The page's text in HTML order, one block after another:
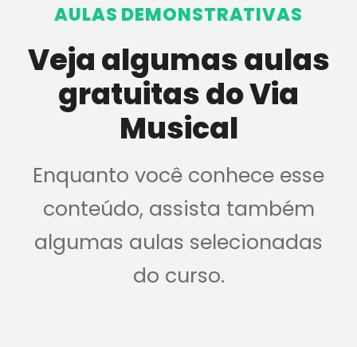
AULAS DEMONSTRATIVAS
Veja algumas aulas
gratuitas do Via
Musical
Enquanto você conhece esse
conteúdo, assista também
algumas aulas selecionadas
do curso.